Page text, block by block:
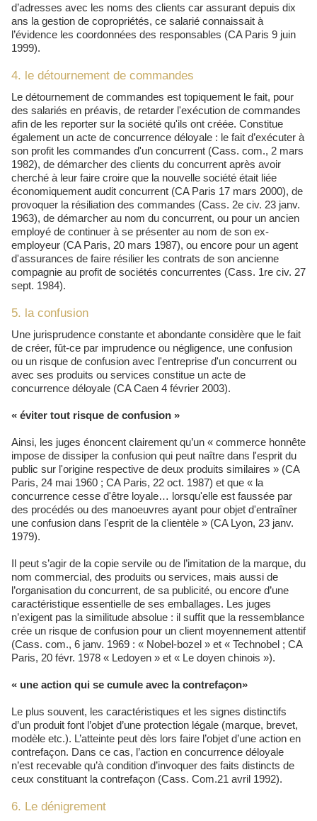
d’adresses avec les noms des clients car assurant depuis dix
ans la gestion de copropriétés, ce salarié connaissait à
l’évidence les coordonnées des responsables (CA Paris 9 juin
1999).
4. le détournement de commandes
Le détournement de commandes est topiquement le fait, pour
des salariés en préavis, de retarder l'exécution de commandes
afin de les reporter sur la société qu'ils ont créée. Constitue
également un acte de concurrence déloyale : le fait d’exécuter à
son profit les commandes d'un concurrent (Cass. com., 2 mars
1982), de démarcher des clients du concurrent après avoir
cherché à leur faire croire que la nouvelle société était liée
économiquement audit concurrent (CA Paris 17 mars 2000), de
provoquer la résiliation des commandes (Cass. 2e civ. 23 janv.
1963), de démarcher au nom du concurrent, ou pour un ancien
employé de continuer à se présenter au nom de son ex-
employeur (CA Paris, 20 mars 1987), ou encore pour un agent
d'assurances de faire résilier les contrats de son ancienne
compagnie au profit de sociétés concurrentes (Cass. 1re civ. 27
sept. 1984).
5. la confusion
Une jurisprudence constante et abondante considère que le fait
de créer, fût-ce par imprudence ou négligence, une confusion
ou un risque de confusion avec l'entreprise d'un concurrent ou
avec ses produits ou services constitue un acte de
concurrence déloyale (CA Caen 4 février 2003).
« éviter tout risque de confusion »
Ainsi, les juges énoncent clairement qu’un « commerce honnête
impose de dissiper la confusion qui peut naître dans l'esprit du
public sur l'origine respective de deux produits similaires » (CA
Paris, 24 mai 1960 ; CA Paris, 22 oct. 1987) et que « la
concurrence cesse d'être loyale… lorsqu'elle est faussée par
des procédés ou des manoeuvres ayant pour objet d'entraîner
une confusion dans l'esprit de la clientèle » (CA Lyon, 23 janv.
1979).
Il peut s’agir de la copie servile ou de l’imitation de la marque, du
nom commercial, des produits ou services, mais aussi de
l’organisation du concurrent, de sa publicité, ou encore d’une
caractéristique essentielle de ses emballages. Les juges
n’exigent pas la similitude absolue : il suffit que la ressemblance
crée un risque de confusion pour un client moyennement attentif
(Cass. com., 6 janv. 1969 : « Nobel-bozel » et « Technobel ; CA
Paris, 20 févr. 1978 « Ledoyen » et « Le doyen chinois »).
« une action qui se cumule avec la contrefaçon»
Le plus souvent, les caractéristiques et les signes distinctifs
d’un produit font l’objet d’une protection légale (marque, brevet,
modèle etc.). L’atteinte peut dès lors faire l’objet d’une action en
contrefaçon. Dans ce cas, l’action en concurrence déloyale
n’est recevable qu’à condition d’invoquer des faits distincts de
ceux constituant la contrefaçon (Cass. Com.21 avril 1992).
6. Le dénigrement